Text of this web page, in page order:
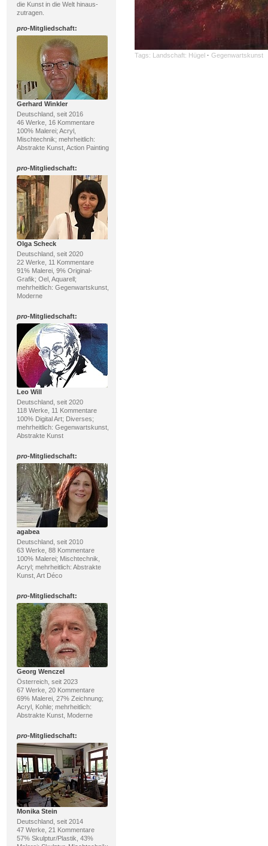
die Kunst in die Welt hinaus-
zutragen.
pro-Mitgliedschaft:
Gerhard Winkler
Deutschland, seit 2016
46 Werke, 16 Kommentare
100% Malerei; Acryl,
Mischtechnik; mehrheitlich:
Abstrakte Kunst, Action Painting
pro-Mitgliedschaft:
Olga Scheck
Deutschland, seit 2020
22 Werke, 11 Kommentare
91% Malerei, 9% Original-
Grafik; Oel, Aquarell;
mehrheitlich: Gegenwartskunst,
Moderne
pro-Mitgliedschaft:
Leo Will
Deutschland, seit 2020
118 Werke, 11 Kommentare
100% Digital Art; Diverses;
mehrheitlich: Gegenwartskunst,
Abstrakte Kunst
pro-Mitgliedschaft:
agabea
Deutschland, seit 2010
63 Werke, 88 Kommentare
100% Malerei; Mischtechnik,
Acryl; mehrheitlich: Abstrakte
Kunst, Art Déco
pro-Mitgliedschaft:
Georg Wenczel
Österreich, seit 2023
67 Werke, 20 Kommentare
69% Malerei, 27% Zeichnung;
Acryl, Kohle; mehrheitlich:
Abstrakte Kunst, Moderne
pro-Mitgliedschaft:
Monika Stein
Deutschland, seit 2014
47 Werke, 21 Kommentare
57% Skulptur/Plastik, 43%
Tags: Landschaft: Hügel · Gegenwartskunst